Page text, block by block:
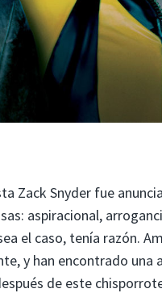
Zack Snyder fue
aspiracional,
el caso, tenía razón.
y han encontrado una
de este